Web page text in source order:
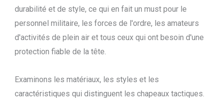
durabilité et de style, ce qui en fait un must pour le
personnel militaire, les forces de l'ordre, les amateurs
d'activités de plein air et tous ceux qui ont besoin d'une
protection fiable de la tête.
Examinons les matériaux, les styles et les
caractéristiques qui distinguent les chapeaux tactiques.